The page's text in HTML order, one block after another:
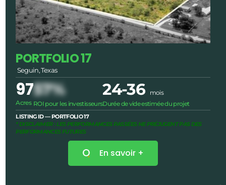
PORTFOLIO 17
Seguin, Texas
97
Acres
57%
ROI pour les investisseurs
24-36
mois
Durée de vide estimée du projet
LISTING ID — PORTFOLIO 17
* DISCLAIMER : LES PERFORMANCES PASSÉES NE PRÉJUGENT PAS DES
PERFORMANCES FUTURES
En savoir +